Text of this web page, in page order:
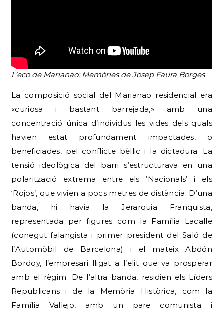
L’eco de Marianao: Memòries de Josep Faura Borges
La composició social del Marianao residencial era
«curiosa i bastant barrejada,» amb una
concentració única d’individus les vides dels quals
havien estat profundament impactades, o
beneficiades, pel conflicte bèl·lic i la dictadura. La
tensió ideològica del barri s’estructurava en una
polarització extrema entre els ‘Nacionals’ i els
‘Rojos’, que vivien a pocs metres de distància. D’una
banda, hi havia la Jerarquia Franquista,
representada per figures com la Família Lacalle
(conegut falangista i primer president del Saló de
l’Automòbil de Barcelona) i el mateix Abdón
Bordoy, l’empresari lligat a l’elit que va prosperar
amb el règim. De l’altra banda, residien els Líders
Republicans i de la Memòria Històrica, com la
Família Vallejo, amb un pare comunista i